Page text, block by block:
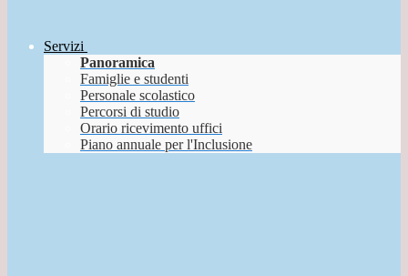
Servizi
Panoramica
Famiglie e studenti
Personale scolastico
Percorsi di studio
Orario ricevimento uffici
Piano annuale per l'Inclusione